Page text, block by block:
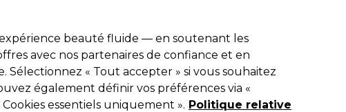
Rechercher
Equipement de salon Beauté Hommes Les
beauté fluide — en soutenant les
avec nos partenaires de confiance et en
« Tout accepter » si vous souhaitez
également définir vos préférences via «
essentiels uniquement ». Politique relative